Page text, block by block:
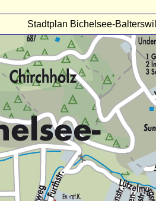
Stadtplan Bichelsee-Balterswil